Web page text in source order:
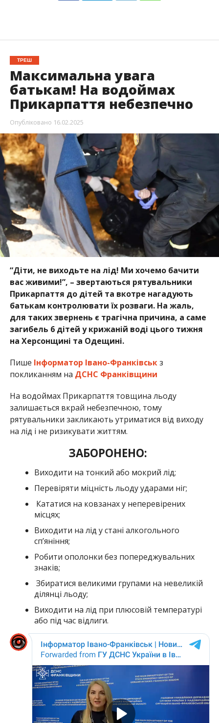
ТРЕШ
Максимальна увага
батькам! На водоймах
Прикарпаття небезпечно
Опубліковано 16.02.2025
“Діти, не виходьте на лід! Ми хочемо бачити
вас живими!”, – звертаються рятувальники
Прикарпаття до дітей та вкотре нагадують
батькам контролювати їх розваги. На жаль,
для таких звернень є трагічна причина, а саме
загибель 6 дітей у крижаній воді цього тижня
на Херсонщині та Одещині.
Пише Інформатор Івано-Франківськз
покликанням на ДСНС Франківщини
На водоймах Прикарпаття товщина льоду
залишається вкрай небезпечною, тому
рятувальники закликають утриматися від виходу
на лід і не ризикувати життям.
ЗАБОРОНЕНО:
Виходити на тонкий або мокрий лід;
Перевіряти міцність льоду ударами ніг;
Кататися на ковзанах у неперевірених
місцях;
Виходити на лід у стані алкогольного
сп’яніння;
Робити ополонки без попереджувальних
знаків;
Збиратися великими групами на невеликій
ділянці льоду;
Виходити на лід при плюсовій температурі
або під час відлиги.